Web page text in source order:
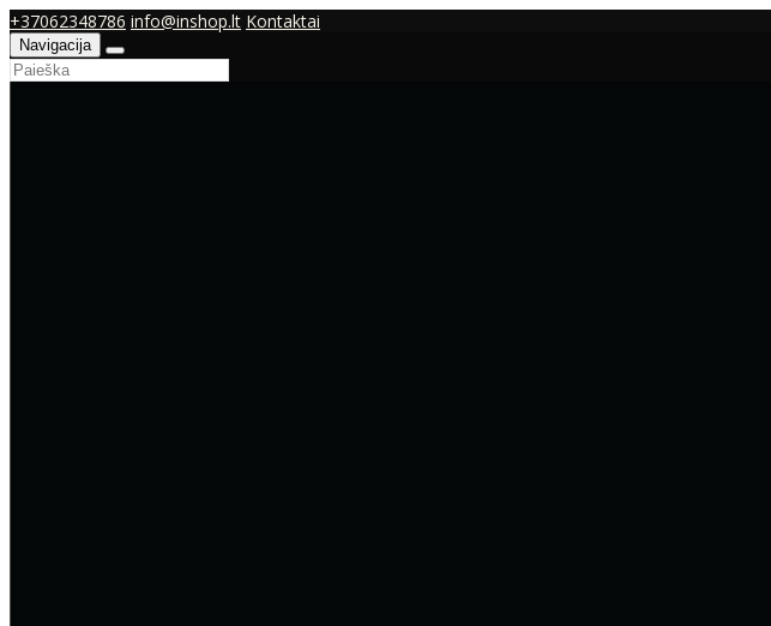
+37062348786 info@inshop.lt Kontaktai
Navigacija